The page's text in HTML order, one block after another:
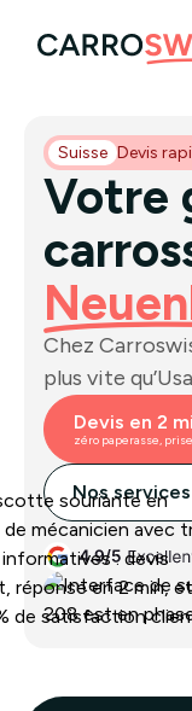
Suisse Devis
Votre
Chez
plus vite
Devis en 2
zéro paperasse,
Nos services